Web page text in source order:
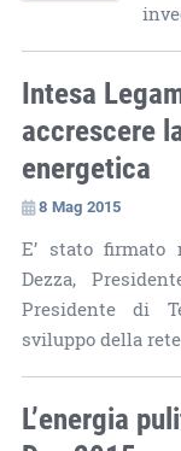
Intesa
accrescere
energetica
8 Mag 2015
E’ stato
Dezza,
Presidente di
sviluppo della
L’energia